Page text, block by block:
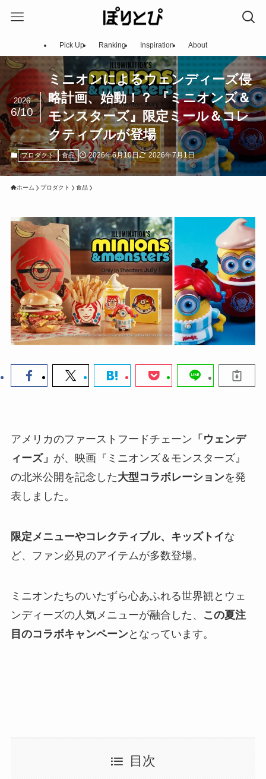
Pick Up Ranking Inspiration About
ミニオンによるウェンディーズ侵
略計画、始動！？ 『ミニオンズ＆
モンスターズ』限定ミール＆コレ
クティブルが登場
2026
6/10
プロダクト 食品 2026年6月10日 2026年7月1日
ホーム プロダクト 食品
アメリカのファーストフードチェーン 「ウェンデ
ィーズ」 が、映画『ミニオンズ＆モンスターズ』
の北米公開を記念した大型コラボレーションを発
表しました。
限定メニューやコレクティブル、キッズトイな
ど、ファン必見のアイテムが多数登場。
ミニオンたちのいたずら心あふれる世界観とウェ
ンディーズの人気メニューが融合した、
この夏注
目のコラボキャンペーンとなっています。
目次